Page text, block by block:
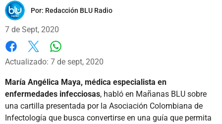
Por: Redacción BLU Radio
7 de Sept, 2020
Facebook
X
Actualizado: 7 de sept, 2020
María Angélica Maya, médica especialista en
enfermedades infecciosas, habló en Mañanas BLU sobre
una cartilla presentada por la Asociación Colombiana de
Infectología que busca convertirse en una guía que permita